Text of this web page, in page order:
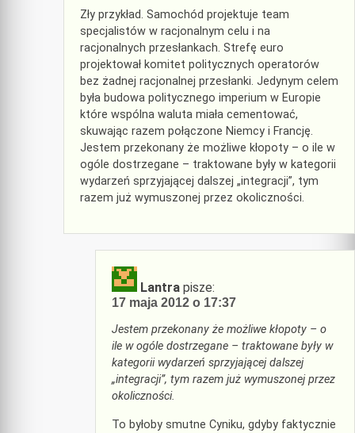
Zły przykład. Samochód projektuje team
specjalistów w racjonalnym celu i na
racjonalnych przesłankach. Strefę euro
projektował komitet politycznych operatorów
bez żadnej racjonalnej przesłanki. Jedynym celem
była budowa politycznego imperium w Europie
które wspólna waluta miała cementować,
skuwając razem połączone Niemcy i Francję.
Jestem przekonany że możliwe kłopoty – o ile w
ogóle dostrzegane – traktowane były w kategorii
wydarzeń sprzyjającej dalszej „integracji”, tym
razem już wymuszonej przez okoliczności.
Lantra pisze:
17 maja 2012 o 17:37
Jestem przekonany że możliwe kłopoty – o
ile w ogóle dostrzegane – traktowane były w
kategorii wydarzeń sprzyjającej dalszej
„integracji”, tym razem już wymuszonej przez
okoliczności.
To byłoby smutne Cyniku, gdyby faktycznie